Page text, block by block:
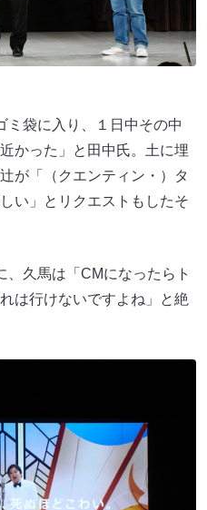
ミ袋に入り、１日中その中
かった」と田中氏。土に埋
が「（クエンティン・）タ
い」とリクエストもしたそ
、久馬は「CMになったらト
は行けないですよね」と絶